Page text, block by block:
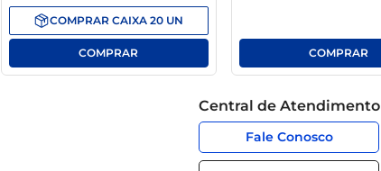
COMPRAR CAIXA 20 UN
Central de Atendimento
Fale Conosco